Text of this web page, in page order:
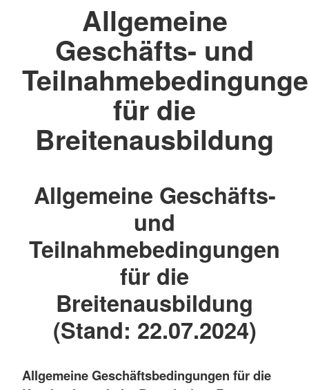
Allgemeine
Geschäfts- und
für die
Breitenausbildung
Allgemeine Geschäfts-
und
Teilnahmebedingungen
für die
Breitenausbildung
(Stand: 22.07.2024)
Allgemeine Geschäftsbedingungen für die